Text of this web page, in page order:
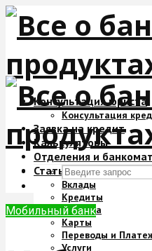
Консультация юриста
Консультация
Заявка на кредит
Калькуляторы
Отделения и
Статьи
Вклады
Кредиты
Ипотека
Карты
Переводы и
Услуги
Мобильный банк